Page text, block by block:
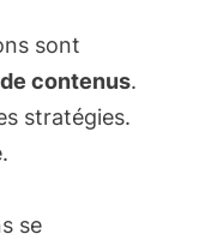
sont
contenus.
stratégies.
se